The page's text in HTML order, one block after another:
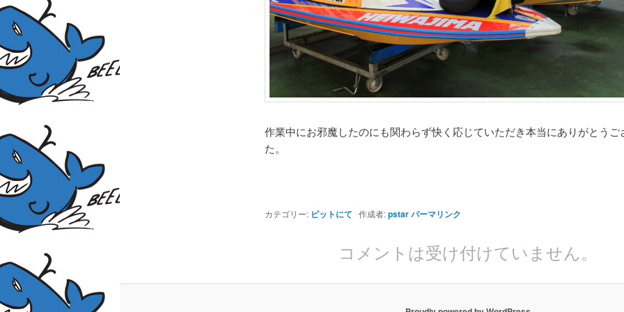
作業中にお邪魔したのにも関わらず快く応じていただき本当にありがとうご
た。
カテゴリー: ピットにて 作成者:pstarパーマリンク
コメントは受け付けていません。